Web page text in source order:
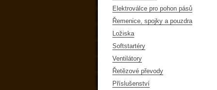
Elektroválce pro pohon pásů
Řemenice, spojky a pouzdra
Ložiska
Softstartéry
Ventilátory
Řetězové převody
Příslušenství